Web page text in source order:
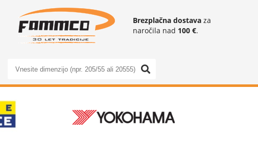
Brezplačna dostava za
naročila nad 100 €.